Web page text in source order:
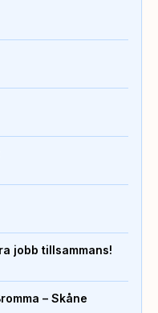
jobb tillsammans!
– Skåne